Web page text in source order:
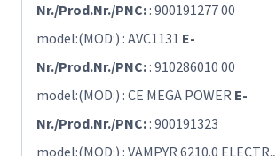
Nr./Prod.Nr./PNC:: 900191277 00
model:(MOD:) : AVC1131 E-
Nr./Prod.Nr./PNC:: 910286010 00
model:(MOD:) : CE MEGA POWER E-
Nr./Prod.Nr./PNC:: 900191323
model:(MOD:) : VAMPYR 6210.0 ELECTR.,